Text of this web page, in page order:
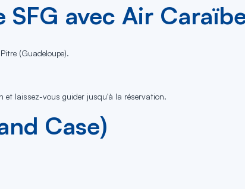
avec Air
(Guadeloupe).
et laissez-vous guider jusqu'à la réservation.
Case)